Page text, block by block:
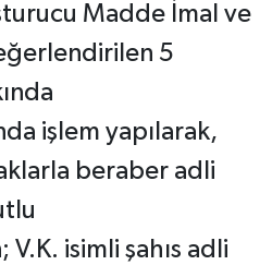
Madde İmal ve
5
işlem yapılarak,
beraber adli
isimli şahıs adli